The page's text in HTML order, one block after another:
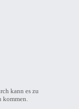
kann es zu
kommen.